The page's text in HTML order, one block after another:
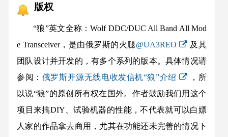
版权
“狼”英文全称：Wolf DDC/DUC All Band All Mod
e Transceiver，是由俄罗斯的火腿@UA3REO
及其
团队设计并开发的，有多个系列的版本。具体情况请
参阅： 俄罗斯开源无线电收发信机“狼”介绍
，所
以说“狼”的原创所有权在国外。作者鼓励我们用这个
项目来搞DIY、试验机器的性能，不代表就可以白嫖
人家的作品拿去商用，尤其在功能还未完善的情况下